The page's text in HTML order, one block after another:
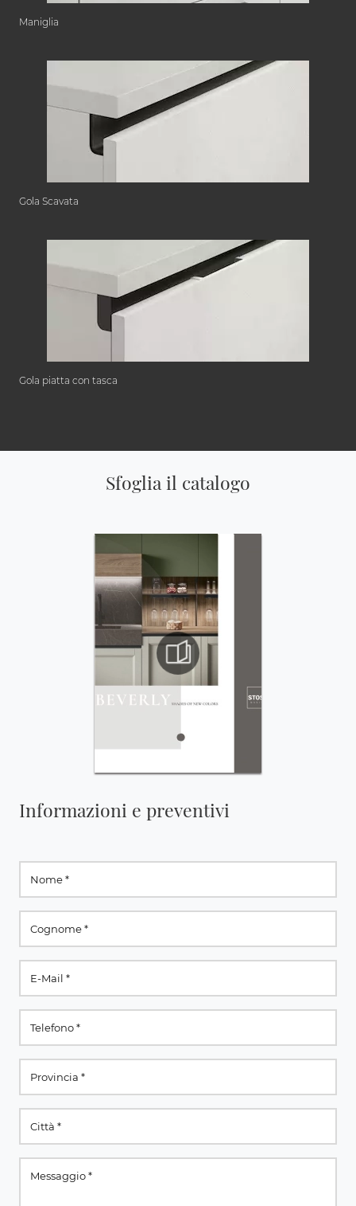
Maniglia
Gola Scavata
Gola piatta con tasca
Sfoglia il catalogo
Informazioni e preventivi